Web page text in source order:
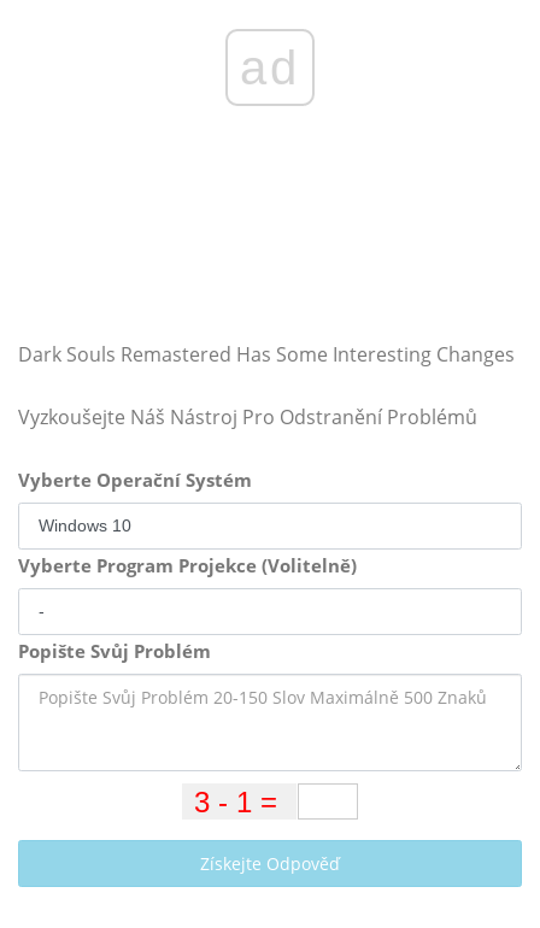
ad
Dark Souls Remastered Has Some Interesting Changes
Vyzkoušejte Náš Nástroj Pro Odstranění Problémů
Vyberte Operační Systém
Vyberte Program Projekce (Volitelně)
Popište Svůj Problém
Získejte Odpověď